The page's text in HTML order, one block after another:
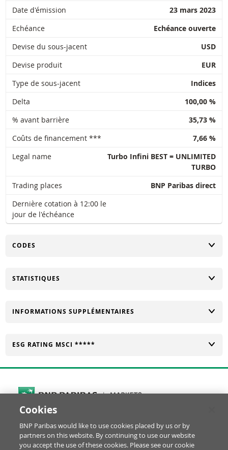
Date d'émission
23 mars 2023
Echéance
Echéance ouverte
Devise du sous-jacent
USD
Devise produit
EUR
Type de sous-jacent
Indices
Delta
100,00 %
% avant barrière
35,73 %
Coûts de financement ***
7,66 %
Legal name
Turbo Infini BEST = UNLIMITED
TURBO
Trading places
BNP Paribas direct
Dernière cotation à 12:00 le
jour de l'échéance
CHANGER
CODES
CHANGER
STATISTIQUES
CHANGER
INFORMATIONS SUPPLÉMENTAIRES
CHANGER
ESG RATING MSCI *****
Cookies Settings
© BNP Paribas Produits de Bourse 2026
RéclamationGlossaire Mentions Légales
Cookies
BNP Paribas would like to use cookies placed by us or by
partners on this website. By continuing to use our website
you accept the use of these cookies. Please see our cookie